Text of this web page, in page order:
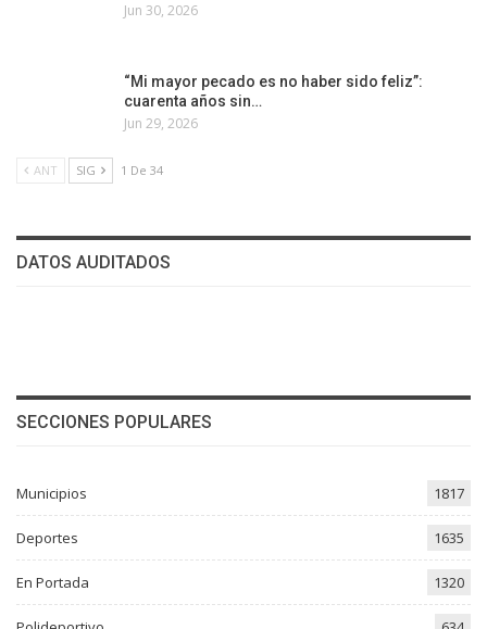
Jun 30, 2026
“Mi mayor pecado es no haber sido feliz”:
cuarenta años sin…
Jun 29, 2026
ANT SIG 1 De 34
DATOS AUDITADOS
SECCIONES POPULARES
Municipios 1817
Deportes 1635
En Portada 1320